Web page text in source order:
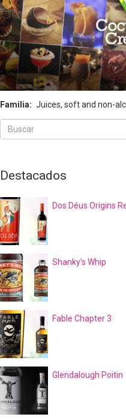
Familia Juices, soft and non-
Buscar
Buscar
Destacados
Dos Déus Origins
Shanky's Whip
Fable Chapter 3
Glendalough Poitin